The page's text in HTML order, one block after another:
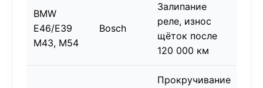
BMW
E46/E39
M43, M54
Bosch
Залипание
реле, износ
щёток после
120 000 км
Прокручивание